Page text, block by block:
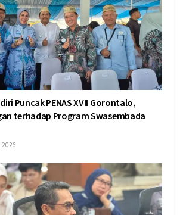
Puncak PENAS XVII Gorontalo,
terhadap Program Swasembada
2026